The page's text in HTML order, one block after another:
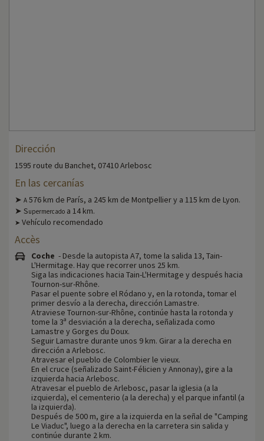
Dirección
1595 route du Banchet, 07410 Arlebosc
En las cercanías
➤ A 576 km de París, a 245 km de Montpellier y a 115 km de Lyon.
➤ Supermercado a 14 km.
➤ Vehículo recomendado
Accès
Coche - Desde la autopista A7, tome la salida 13, Tain-
L'Hermitage. Hay que recorrer unos 25 km.
Siga las indicaciones hacia Tain-L'Hermitage y después hacia
Tournon-sur-Rhône.
Pasar el puente sobre el Ródano y, en la rotonda, tomar el
primer desvío a la derecha, dirección Lamastre.
Atraviese Tournon-sur-Rhône, continúe hasta la rotonda y
tome la 3ª desviación a la derecha, señalizada como
Lamastre y Gorges du Doux.
Seguir Lamastre durante unos 9 km. Girar a la derecha en
dirección a Arlebosc.
Atravesar el pueblo de Colombier le vieux.
En el cruce (señalizado Saint-Félicien y Annonay), gire a la
izquierda hacia Arlebosc.
Atravesar el pueblo de Arlebosc, pasar la iglesia (a la
izquierda), el cementerio (a la derecha) y el parque infantil (a
la izquierda).
Después de 500 m, gire a la izquierda en la señal de "Camping
Le Viaduc", luego a la derecha en la carretera sin salida y
continúe durante 2 km.